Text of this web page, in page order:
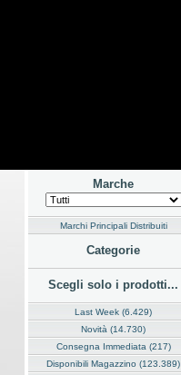
Marche
Marchi Principali Distribuiti
Categorie
Scegli solo i prodotti...
Last Week (6.429)
Novità (14.730)
Consegna Immediata (217)
Disponibili Magazzino (123.389)